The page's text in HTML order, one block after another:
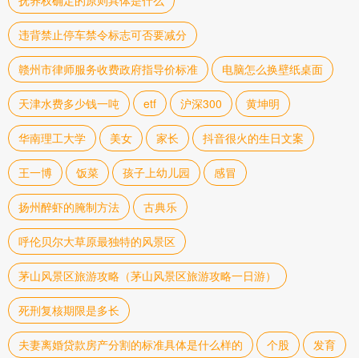
违背禁止停车禁令标志可否要减分
赣州市律师服务收费政府指导价标准 电脑怎么换壁纸桌面
天津水费多少钱一吨 etf 沪深300 黄坤明
华南理工大学 美女 家长 抖音很火的生日文案
王一博 饭菜 孩子上幼儿园 感冒
扬州醉虾的腌制方法 古典乐
呼伦贝尔大草原最独特的风景区
茅山风景区旅游攻略（茅山风景区旅游攻略一日游）
死刑复核期限是多长
夫妻离婚贷款房产分割的标准具体是什么样的 个股 发育